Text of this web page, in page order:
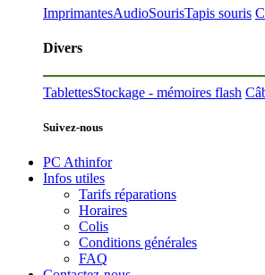
ImprimantesAudioSourisTapis souris
Divers
TablettesStockage - mémoires flash
Suivez-nous
PC Athinfor
Infos utiles
Tarifs réparations
Horaires
Colis
Conditions générales
FAQ